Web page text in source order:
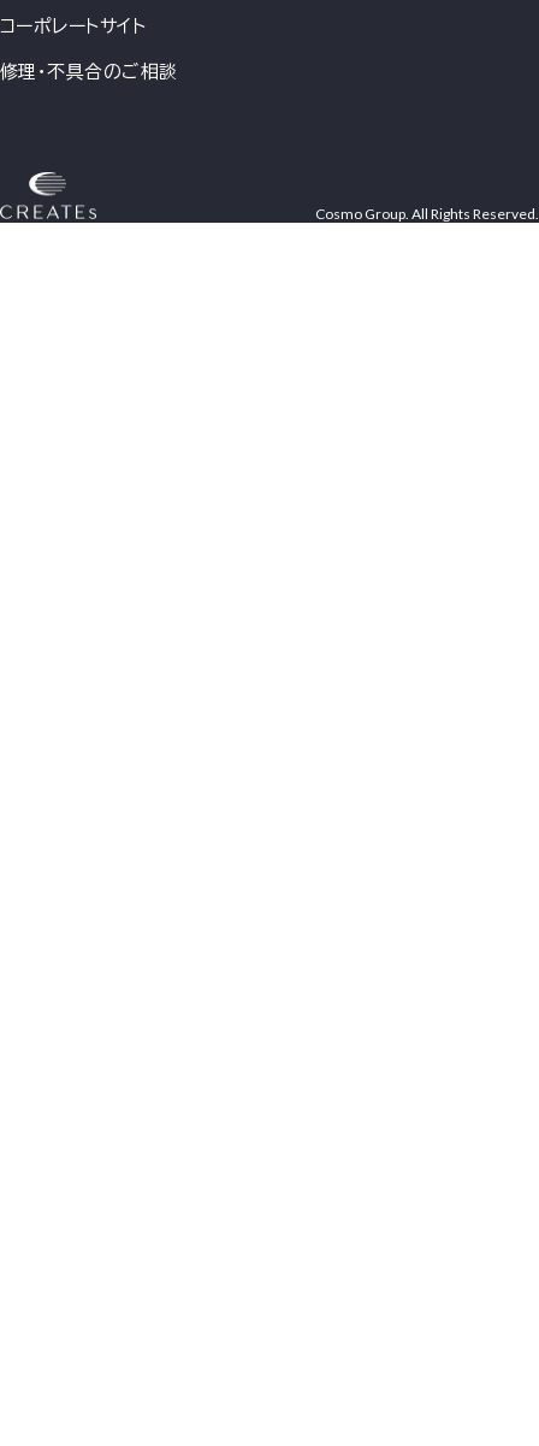
コーポレートサイト
修理・不具合のご相談
Cosmo Group. All Rights Reserved.